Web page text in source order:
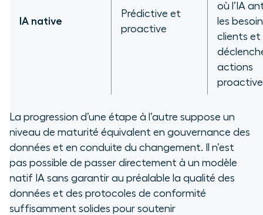
IA native
Prédictive et
proactive
où l’IA
les
clients et
actions
La progression d’une étape à l’autre suppose un
niveau de maturité équivalent en gouvernance des
données et en conduite du changement. Il n’est
pas possible de passer directement à un modèle
natif IA sans garantir au préalable la qualité des
données et des protocoles de conformité
suffisamment solides pour soutenir